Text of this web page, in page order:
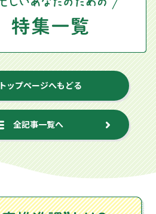
トップページへもどる
全記事一覧へ